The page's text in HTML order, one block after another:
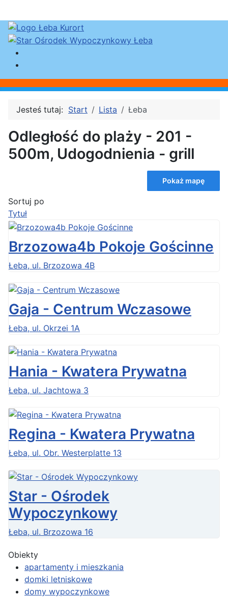
Jesteś tutaj: Start Lista Łeba
Odległość do plaży - 201 -
500m, Udogodnienia - grill
Pokaż mapę
Sortuj po
Tytuł
Brzozowa4b Pokoje Gościnne
Łeba, ul. Brzozowa 4B
Gaja - Centrum Wczasowe
Łeba, ul. Okrzei 1A
Hania - Kwatera Prywatna
Łeba, ul. Jachtowa 3
Regina - Kwatera Prywatna
Łeba, ul. Obr. Westerplatte 13
Star - Ośrodek
Wypoczynkowy
Łeba, ul. Brzozowa 16
Obiekty
apartamenty i mieszkania
domki letniskowe
domy wypoczynkowe